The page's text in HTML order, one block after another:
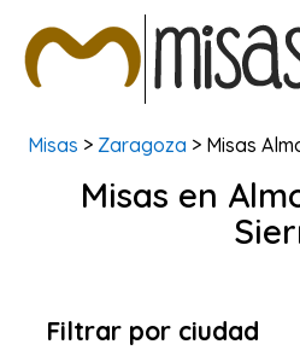
BUSCAR MISAS
Misas > Zaragoza > Misas
Misas en
Filtrar por ciudad